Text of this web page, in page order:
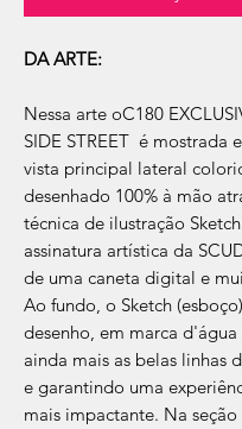
DA ARTE:
Nessa arte oC180
SIDE STREET é mostrada
vista principal lateral
desenhado 100% à mão
técnica de ilustração
assinatura artística da
de uma caneta digital e
Ao fundo, o Sketch
desenho, em marca
ainda mais as belas linhas
e garantindo uma
mais impactante. Na seção